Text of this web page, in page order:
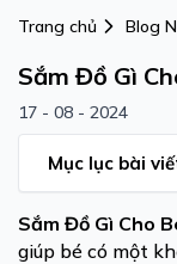
Trang chủ Blog
Sắm Đồ Gì
17 - 08 - 2024
Mục lục bài
Sắm Đồ Gì Cho
giúp bé có một